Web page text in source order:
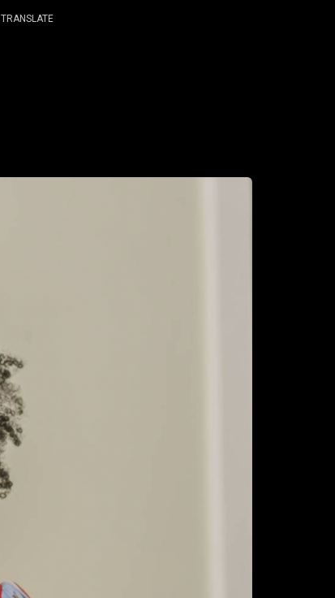
TRANSLATE